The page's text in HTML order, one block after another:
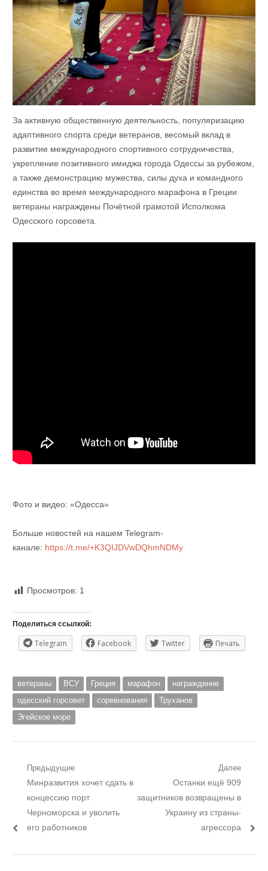
За активную общественную деятельность, популяризацию
адаптивного спорта среди ветеранов, весомый вклад в
развитие международного спортивного сотрудничества,
укрепление позитивного имиджа города Одессы за рубежом,
а также демонстрацию мужества, силы духа и командного
единства во время международного марафона в Греции
ветераны награждены Почётной грамотой Исполкома
Одесского горсовета.
Фото и видео: «Одесса»
Больше новостей на нашем Telegram-
канале: https://t.me/+K3QIJDVwDQhmNDMy
Просмотров: 1
Поделиться ссылкой:
Telegram Facebook Twitter Печать
ветераны ВСУ Греция марафон
награждение
одесский горсовет
соревнования
Труханов
Эгейское море
Навигация
записям
Предыдущие
Предыдущий
пост:
Минразвития хочет сдать в
концессию порт
Черноморска и уволить
его работников
Далее
Следующий
пост:
Останки ещё 909
защитников возвращены в
Украину из страны-
агрессора